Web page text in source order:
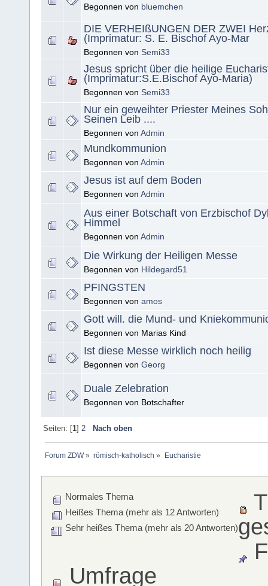
Begonnen von bluemchen
DIE VERHEIßUNGEN DER ZWEI
(Imprimatur: S. E. Bischof Ayo-Mar
Begonnen von Semi33
Jesus spricht über die heilige
(Imprimatur:S.E.Bischof Ayo-Maria)
Begonnen von Semi33
Nur ein geweihter Priester Meines
Seinen Leib ....
Begonnen von Admin
Mundkommunion
Begonnen von Admin
Jesus ist auf dem Boden
Begonnen von Admin
Aus einer Botschaft von Erzbischof
Himmel
Begonnen von Admin
Die Wirkung der Heiligen Messe
Begonnen von Hildegard51
PFINGSTEN
Begonnen von amos
Gott will. die Mund- und
Begonnen von Marias Kind
Ist diese Messe wirklich noch heilig
Begonnen von Georg
Duale Zelebration
Begonnen von Botschafter
Seiten: [1] 2 Nach oben
Forum ZDW» römisch-katholisch » Eucharistie
Normales Thema
Heißes Thema (mehr als 12 Antworten)
Sehr heißes Thema (mehr als 20 Antworten)
Umfrage